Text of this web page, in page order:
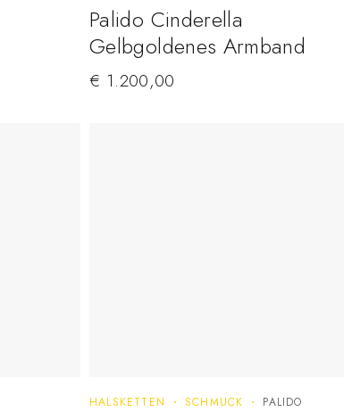
Palido Cinderella
Gelbgoldenes Armband
€ 1.200,00
HALSKETTEN SCHMUCK PALIDO